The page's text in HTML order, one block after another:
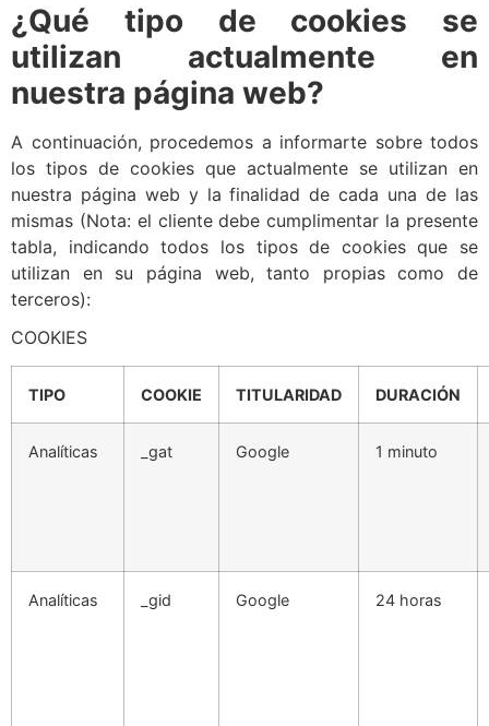
¿Qué tipo de cookies se
utilizan actualmente en
nuestra página web?
A continuación, procedemos a informarte sobre todos
los tipos de cookies que actualmente se utilizan en
nuestra página web y la finalidad de cada una de las
mismas (Nota: el cliente debe cumplimentar la presente
tabla, indicando todos los tipos de cookies que se
utilizan en su página web, tanto propias como de
terceros):
COOKIES
TIPO COOKIE TITULARIDAD DURACIÓN
Analíticas _gat Google 1 minuto
Analíticas _gid Google 24 horas